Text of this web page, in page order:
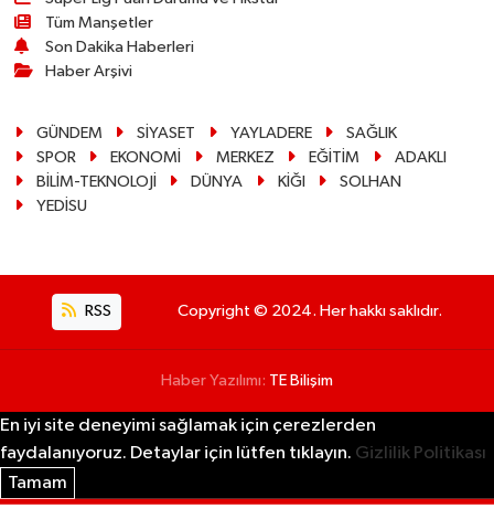
Tüm Manşetler
Son Dakika Haberleri
Haber Arşivi
GÜNDEM SİYASET YAYLADERE
SAĞLIK
SPOR
EKONOMİ MERKEZ EĞİTİM
ADAKLI
BİLİM-TEKNOLOJİ
DÜNYA KİĞI
SOLHAN
YEDİSU
RSS Copyright © 2024. Her hakkı saklıdır.
Haber Yazılımı: TE Bilişim
En iyi site deneyimi sağlamak için çerezlerden
faydalanıyoruz. Detaylar için lütfen tıklayın. Gizlilik Politikası
Tamam